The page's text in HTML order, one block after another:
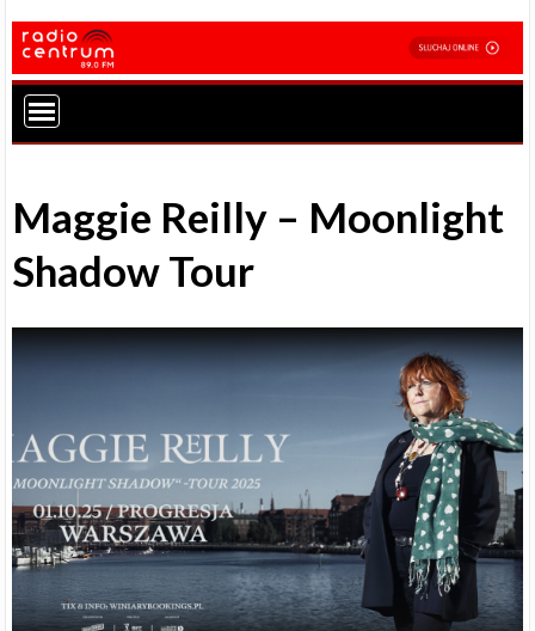
Maggie Reilly – Moonlight
Shadow Tour